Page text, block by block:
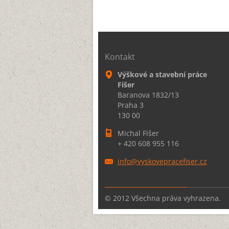
Kontakt
Výškové a stavební práce
Fišer
Baranova 1832/13
Praha 3
130 00
Michal Fišer
+ 420 608 955 116
info@vyskovepracefiser.cz
© 2012 Všechna práva vyhrazena.